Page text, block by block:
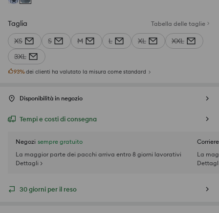
Taglia Tabella delle taglie
XS S M L XL
XXL
3XL
93%dei clienti ha valutato la misura come standard
Disponibilità in negozio
Tempi e costi di consegna
Negozi sempre gratuito
La maggior parte dei pacchi arriva entro 8 giorni lavorativi
Dettagli >
La
30 giorni per il reso